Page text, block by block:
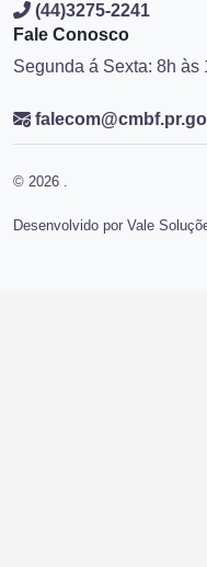
(44)3275-2241
Fale Conosco
Segunda á Sexta: 8h às
© 2026 .
Desenvolvido por Vale